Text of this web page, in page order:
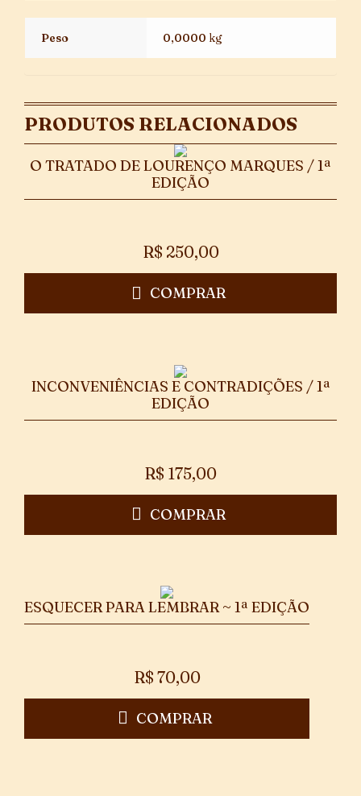
Peso 0,0000 kg
PRODUTOS RELACIONADOS
O TRATADO DE LOURENÇO MARQUES / 1ª
EDIÇÃO
R$ 250,00
COMPRAR
INCONVENIÊNCIAS E CONTRADIÇÕES / 1ª
EDIÇÃO
R$ 175,00
COMPRAR
ESQUECER PARA LEMBRAR ~ 1ª EDIÇÃO
R$ 70,00
COMPRAR